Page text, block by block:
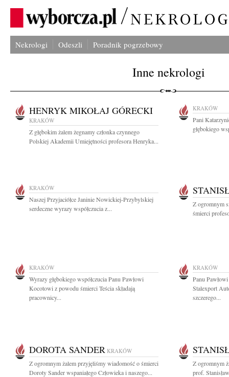
Nekrologi Odeszli Poradnik pogrzebowy
Inne nekrologi
HENRYK MIKOŁAJ GÓRECKI
KRAKÓW
Z głębokim żalem żegnamy członka czynnego
Polskiej Akademii Umiejętności profesora Henryka...
KRAKÓW
Pani
głębokiego
KRAKÓW
Naszej Przyjaciółce Janinie Nowickiej-Przybylskiej
serdeczne wyrazy współczucia z...
Z ogromnym
śmierci
KRAKÓW
Wyrazy głębokiego współczucia Panu Pawłowi
Kocotowi z powodu śmierci Teścia składają
pracownicy...
KRAKÓW
Panu
Stalexport
szczerego...
DOROTA SANDER KRAKÓW
Z ogromnym żalem przyjęliśmy wiadomość o śmierci
Doroty Sander wspaniałego Człowieka i naszego...
Z ogromnym
prof.